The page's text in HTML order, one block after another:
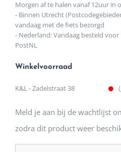
Morgen af te halen vanaf 12uur in
- Binnen Utrecht
vandaag met de fiets bezorgd
- Nederland: Vandaag besteld
PostNL
Winkelvoorraad
K&L - Zadelstraat 38
Meld je aan bij de wachtlijst
zodra dit product weer